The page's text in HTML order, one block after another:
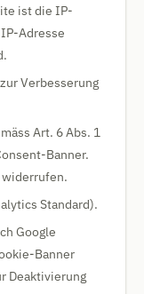
ist die IP-
Adresse
Verbesserung
Art. 6 Abs. 1
Banner.
Standard).
Google
Banner
Deaktivierung